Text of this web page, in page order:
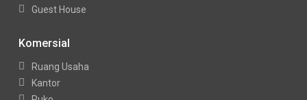
Guest House
Komersial
Ruang Usaha
Kantor